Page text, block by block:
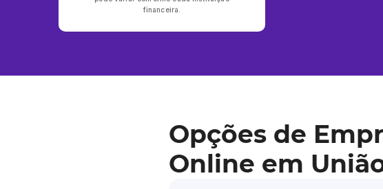
financeira.
Opções de
Online em